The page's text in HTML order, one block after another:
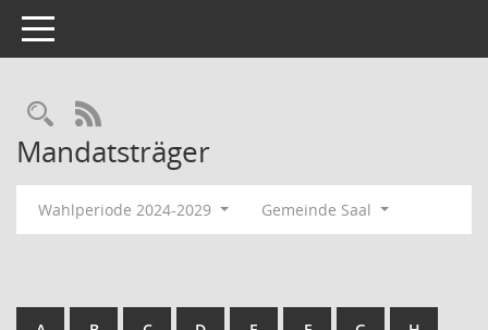
Toggle navigation
Rechercheauswahl
RSS-Feed
Mandatsträger
Wahlperiode 2024-2029 Gemeinde Saal